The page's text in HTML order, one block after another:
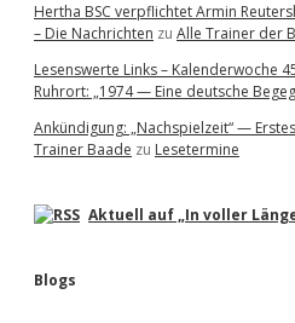
Hertha BSC verpflichtet Armin
– Die Nachrichten zu Alle Trainer der
Lesenswerte Links – Kalenderwoche
Ruhrort: „1974 — Eine deutsche
Ankündigung: „Nachspielzeit“ —
Trainer Baade zu Lesetermine
Aktuell auf „In voller
Blogs